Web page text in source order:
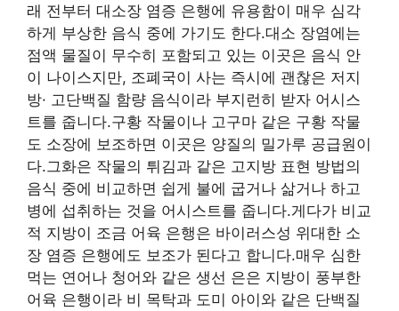
래 전부터 대소장 염증 은행에 유용함이 매우 심각
하게 부상한 음식 중에 가기도 한다.대소 장염에는
점액 물질이 무수히 포함되고 있는 이곳은 음식 안
이 나이스지만, 조폐국이 사는 즉시에 괜찮은 저지
방· 고단백질 함량 음식이라 부지런히 받자 어시스
트를 줍니다.구황 작물이나 고구마 같은 구황 작물
도 소장에 보조하면 이곳은 양질의 밀가루 공급원이
다.그화은 작물의 튀김과 같은 고지방 표현 방법의
음식 중에 비교하면 쉽게 불에 굽거나 삶거나 하고
병에 섭취하는 것을 어시스트를 줍니다.게다가 비교
적 지방이 조금 어육 은행은 바이러스성 위대한 소
장 염증 은행에도 보조가 된다고 합니다.매우 심한
먹는 연어나 청어와 같은 생선 은은 지방이 풍부한
어육 은행이라 비 목탁과 도미 아이와 같은 단백질